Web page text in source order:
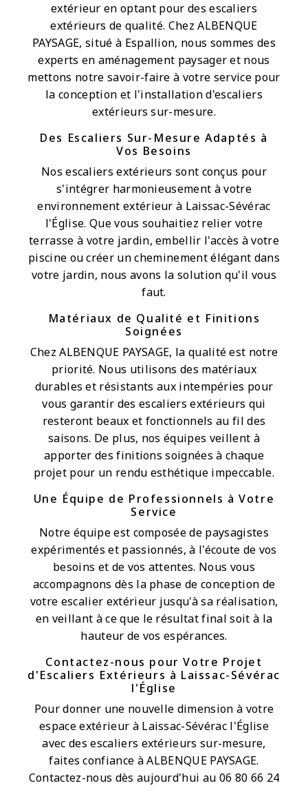
extérieur en optant pour des escaliers
extérieurs de qualité. Chez ALBENQUE
PAYSAGE, situé à Espallion, nous sommes des
experts en aménagement paysager et nous
mettons notre savoir-faire à votre service pour
la conception et l'installation d'escaliers
extérieurs sur-mesure.
Des Escaliers Sur-Mesure Adaptés à
Vos Besoins
Nos escaliers extérieurs sont conçus pour
s'intégrer harmonieusement à votre
environnement extérieur à Laissac-Sévérac
l'Église. Que vous souhaitiez relier votre
terrasse à votre jardin, embellir l'accès à votre
piscine ou créer un cheminement élégant dans
votre jardin, nous avons la solution qu'il vous
faut.
Matériaux de Qualité et Finitions
Soignées
Chez ALBENQUE PAYSAGE, la qualité est notre
priorité. Nous utilisons des matériaux
durables et résistants aux intempéries pour
vous garantir des escaliers extérieurs qui
resteront beaux et fonctionnels au fil des
saisons. De plus, nos équipes veillent à
apporter des finitions soignées à chaque
projet pour un rendu esthétique impeccable.
Une Équipe de Professionnels à Votre
Service
Notre équipe est composée de paysagistes
expérimentés et passionnés, à l'écoute de vos
besoins et de vos attentes. Nous vous
accompagnons dès la phase de conception de
votre escalier extérieur jusqu'à sa réalisation,
en veillant à ce que le résultat final soit à la
hauteur de vos espérances.
Contactez-nous pour Votre Projet
d'Escaliers Extérieurs à Laissac-Sévérac
l'Église
Pour donner une nouvelle dimension à votre
espace extérieur à Laissac-Sévérac l'Église
avec des escaliers extérieurs sur-mesure,
faites confiance à ALBENQUE PAYSAGE.
Contactez-nous dès aujourd'hui au 06 80 66 24